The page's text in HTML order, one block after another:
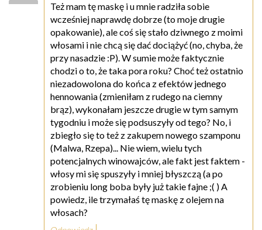
Też mam tę maskę i u mnie radziła sobie
wcześniej naprawdę dobrze (to moje drugie
opakowanie), ale coś się stało dziwnego z moimi
włosami i nie chcą się dać dociążyć (no, chyba, że
przy nasadzie :P). W sumie może faktycznie
chodzi o to, że taka pora roku? Choć też ostatnio
niezadowolona do końca z efektów jednego
hennowania (zmieniłam z rudego na ciemny
brąz), wykonałam jeszcze drugie w tym samym
tygodniu i może się podsuszyły od tego? No, i
zbiegło się to też z zakupem nowego szamponu
(Malwa, Rzepa)... Nie wiem, wielu tych
potencjalnych winowajców, ale fakt jest faktem -
włosy mi się spuszyły i mniej błyszczą (a po
zrobieniu long boba były już takie fajne ;( ) A
powiedz, ile trzymałaś tę maskę z olejem na
włosach?